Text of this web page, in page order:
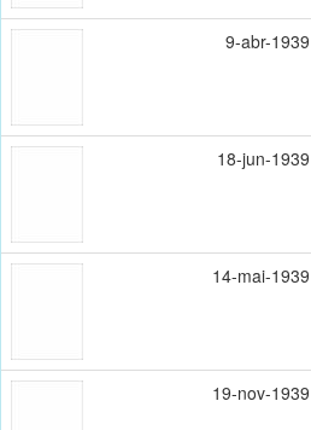
9-abr-1939
18-jun-1939
14-mai-1939
19-nov-1939